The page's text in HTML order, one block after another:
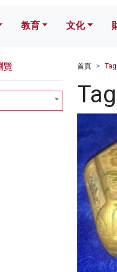
教育 文化
首頁
覽